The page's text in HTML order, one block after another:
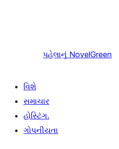
પહેલાનું NovelGreen
વિશે
સમાચાર
હોસ્ટિંગ.
ગોપનીયતા